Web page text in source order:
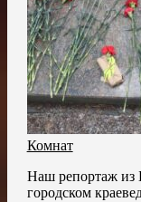
Комнат
Наш репортаж из
городском